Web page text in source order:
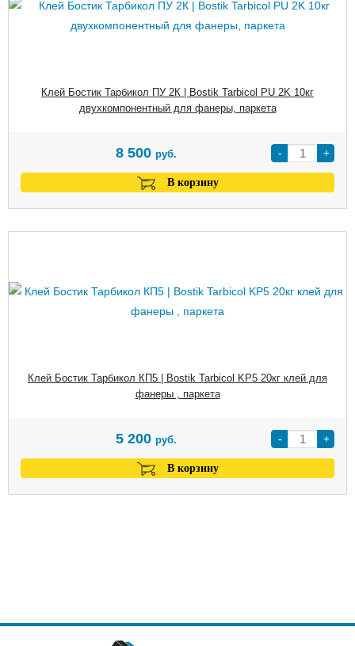
Клей Бостик Тарбикол ПУ 2К | Bostik Tarbicol PU 2K 10кг
двухкомпонентный для фанеры, паркета
- +
8 500 руб.
В корзину
Клей Бостик Тарбикол КП5 | Bostik Tarbicol KP5 20кг клей для
фанеры , паркета
- +
5 200 руб.
В корзину